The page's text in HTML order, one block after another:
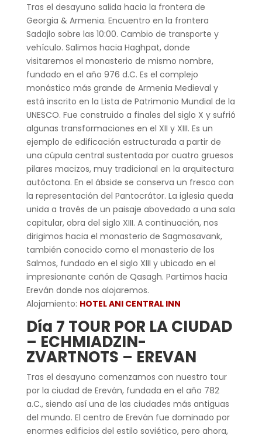
Tras el desayuno salida hacia la frontera de
Georgia & Armenia. Encuentro en la frontera
Sadajlo sobre las 10:00. Cambio de transporte y
vehículo. Salimos hacia Haghpat, donde
visitaremos el monasterio de mismo nombre,
fundado en el año 976 d.C. Es el complejo
monástico más grande de Armenia Medieval y
está inscrito en la Lista de Patrimonio Mundial de la
UNESCO. Fue construido a finales del siglo X y sufrió
algunas transformaciones en el XII y XIII. Es un
ejemplo de edificación estructurada a partir de
una cúpula central sustentada por cuatro gruesos
pilares macizos, muy tradicional en la arquitectura
autóctona. En el ábside se conserva un fresco con
la representación del Pantocrátor. La iglesia queda
unida a través de un paisaje abovedado a una sala
capitular, obra del siglo XIII. A continuación, nos
dirigimos hacia el monasterio de Sagmosavank,
también conocido como el monasterio de los
Salmos, fundado en el siglo XIII y ubicado en el
impresionante cañón de Qasagh. Partimos hacia
Ereván donde nos alojaremos.
Alojamiento: HOTEL ANI CENTRAL INN
Día 7 TOUR POR LA CIUDAD
– ECHMIADZIN-
ZVARTNOTS – EREVAN
Tras el desayuno comenzamos con nuestro tour
por la ciudad de Ereván, fundada en el año 782
a.C., siendo así una de las ciudades más antiguas
del mundo. El centro de Ereván fue dominado por
enormes edificios del estilo soviético, pero ahora,